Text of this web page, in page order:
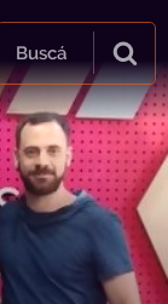
Buscá